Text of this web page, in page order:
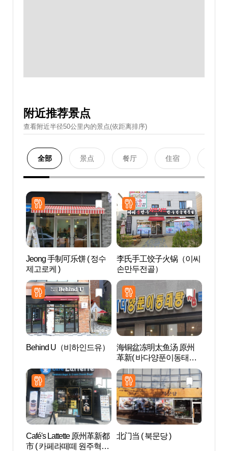
附近推荐景点
查看附近半径50公里內的景点(依距离排序)
全部 景点 餐厅 住宿
Jeong 手制可乐饼 ( 정수
제고로케 )
李氏手工饺子火锅（이씨
손만두전골）
Behind U（비하인드유）
海铜盆冻明太鱼汤 原州
革新( 바다양푼이동태탕
원주혁신 )
Café's Lattette 原州革新都
市 ( 카페라떼떼 원주혁신
北门当 ( 북문당 )